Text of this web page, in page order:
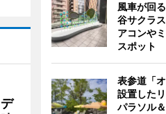
風車が回
谷サクラ
アコンや
スポット
表参道「
設置した
パラソル